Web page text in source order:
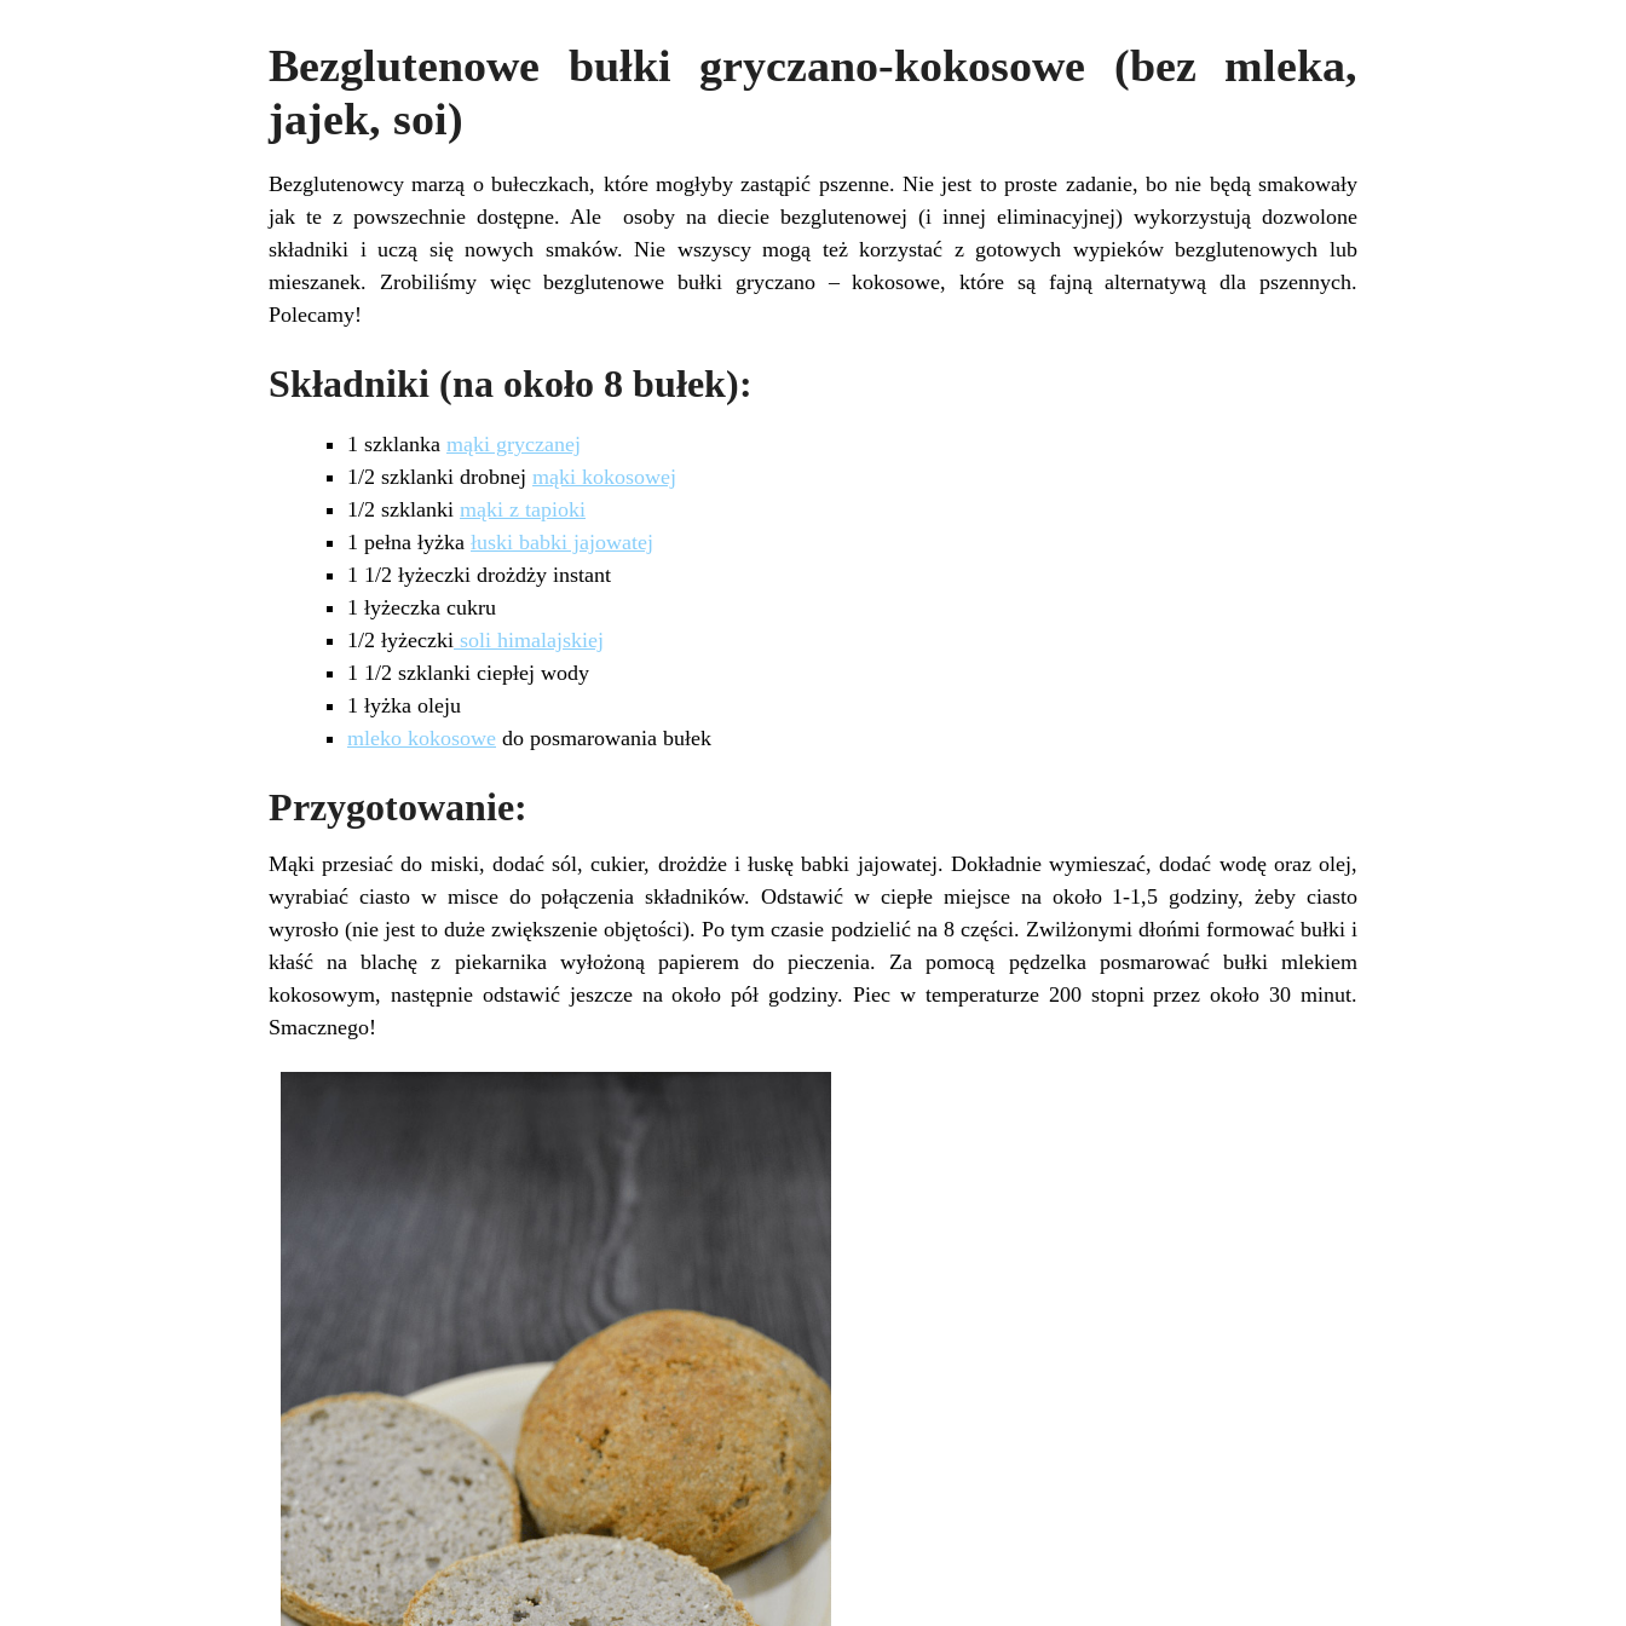
Bezglutenowe bułki gryczano-kokosowe (bez mleka,
jajek, soi)
Bezglutenowcy marzą o bułeczkach, które mogłyby zastąpić pszenne. Nie jest to proste zadanie, bo nie będą smakowały
jak te z powszechnie dostępne. Ale osoby na diecie bezglutenowej (i innej eliminacyjnej) wykorzystują dozwolone
składniki i uczą się nowych smaków. Nie wszyscy mogą też korzystać z gotowych wypieków bezglutenowych lub
mieszanek. Zrobiliśmy więc bezglutenowe bułki gryczano – kokosowe, które są fajną alternatywą dla pszennych.
Polecamy!
Składniki (na około 8 bułek):
1 szklanka mąki gryczanej
1/2 szklanki drobnej mąki kokosowej
1/2 szklanki mąki z tapioki
1 pełna łyżka łuski babki jajowatej
1 1/2 łyżeczki drożdży instant
1 łyżeczka cukru
1/2 łyżeczki soli himalajskiej
1 1/2 szklanki ciepłej wody
1 łyżka oleju
mleko kokosowe do posmarowania bułek
Przygotowanie:
Mąki przesiać do miski, dodać sól, cukier, drożdże i łuskę babki jajowatej. Dokładnie wymieszać, dodać wodę oraz olej,
wyrabiać ciasto w misce do połączenia składników. Odstawić w ciepłe miejsce na około 1-1,5 godziny, żeby ciasto
wyrosło (nie jest to duże zwiększenie objętości). Po tym czasie podzielić na 8 części. Zwilżonymi dłońmi formować bułki i
kłaść na blachę z piekarnika wyłożoną papierem do pieczenia. Za pomocą pędzelka posmarować bułki mlekiem
kokosowym, następnie odstawić jeszcze na około pół godziny. Piec w temperaturze 200 stopni przez około 30 minut.
Smacznego!